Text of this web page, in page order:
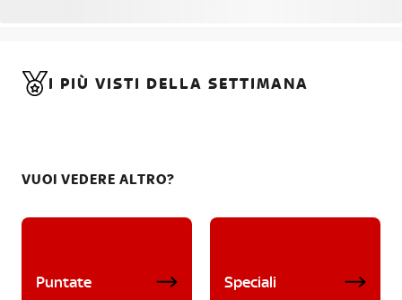
I PIÙ VISTI DELLA SETTIMANA
VUOI VEDERE ALTRO?
Puntate Speciali